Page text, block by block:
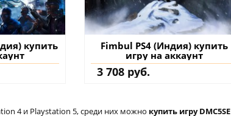
купить
Fimbul PS4 (Индия) купить
игру на аккаунт
3 708 руб.
4 и Playstation 5, среди них можно купить игру